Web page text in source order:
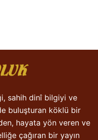
sahih dinî bilgiyi ve
buluşturan köklü bir
hayata yön veren ve
çağıran bir yayın